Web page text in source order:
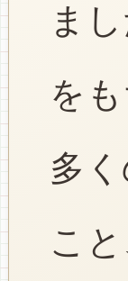
ま
を
多
こ